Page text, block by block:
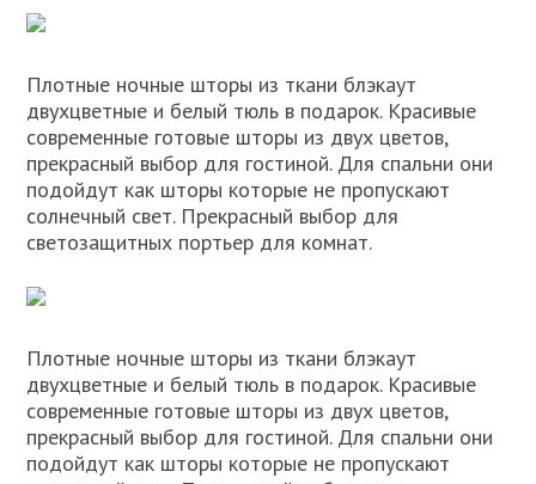
Плотные ночные шторы из ткани блэкаут
двухцветные и белый тюль в подарок. Красивые
современные готовые шторы из двух цветов,
прекрасный выбор для гостиной. Для спальни они
подойдут как шторы которые не пропускают
солнечный свет. Прекрасный выбор для
светозащитных портьер для комнат.
Плотные ночные шторы из ткани блэкаут
двухцветные и белый тюль в подарок. Красивые
современные готовые шторы из двух цветов,
прекрасный выбор для гостиной. Для спальни они
подойдут как шторы которые не пропускают